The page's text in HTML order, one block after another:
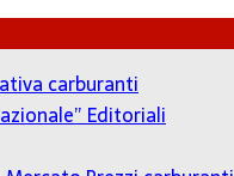
carburanti
Editoriali